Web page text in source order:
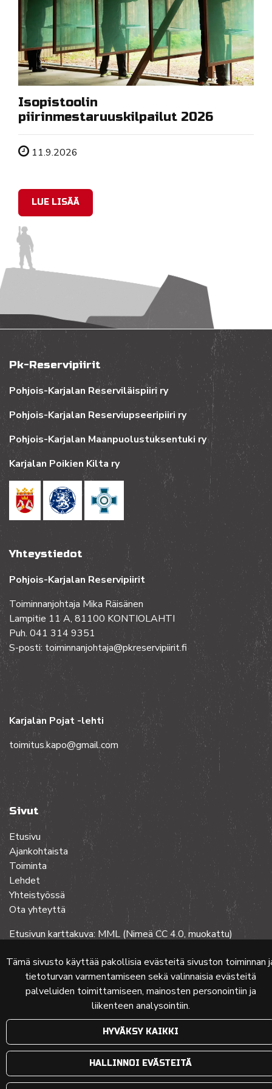
Tämä sivusto käyttää pakollisia evästeitä sivuston toiminnan
tietoturvan varmentamiseen sekä valinnaisia evästeitä
palveluiden toimittamiseen, mainosten personointiin ja
liikenteen analysointiin.
HYVÄKSY KAIKKI
HALLINNOI EVÄSTEITÄ
Isopistoolin
piirinmestaruuskilpailut 2026
Tapahtuman ajankohta
11.9.2026
LUE LISÄÄ
Pk-Reservipiirit
Pohjois-Karjalan Reserviläispiiri ry
Pohjois-Karjalan Reserviupseeripiiri ry
Pohjois-Karjalan Maanpuolustuksentuki ry
Karjalan Poikien Kilta ry
Yhteystiedot
Pohjois-Karjalan Reservipiirit
Toiminnanjohtaja Mika Räisänen
Lampitie 11 A, 81100 KONTIOLAHTI
Puh. 041 314 9351
S-posti: toiminnanjohtaja@pkreservipiirit.fi
Karjalan Pojat -lehti
toimitus.kapo@gmail.com
Sivut
Etusivu
Ajankohtaista
Toiminta
Lehdet
Yhteistyössä
Ota yhteyttä
Etusivun karttakuva: MML (Nimeä CC 4.0, muokattu)
© 2024 PKMT | VerkkosivuatFlow Oy